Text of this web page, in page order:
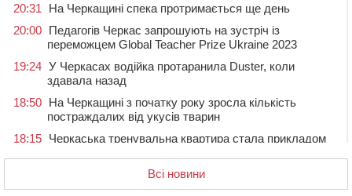
20:31
На Черкащині спека протримається ще день
20:00 Педагогів Черкас запрошують на зустріч із
переможцем Global Teacher Prize Ukraine 2023
19:24 У Черкасах водійка протаранила Duster, коли
здавала назад
18:50 На Черкащині з початку року зросла кількість
постраждалих від укусів тварин
18:15 Черкаська тренувальна квартира стала прикладом
ЧНУ увійшов до 50 найпопулярніших вишів України
серед вступників
Всі новини